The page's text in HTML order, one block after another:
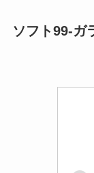
ソフト99-ガ